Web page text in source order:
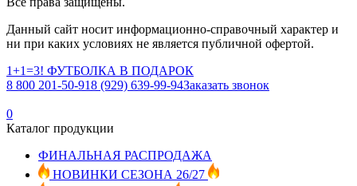
Данный сайт носит информационно-справочный характер и
ни при каких условиях не является публичной офертой.
1+1=3! ФУТБОЛКА В ПОДАРОК
8 800 201-50-918 (929) 639-99-94Заказать звонок
0
Каталог продукции
ФИНАЛЬНАЯ РАСПРОДАЖА
НОВИНКИ СЕЗОНА 26/27